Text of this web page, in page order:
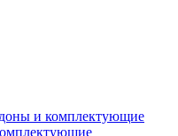
и комплектующие